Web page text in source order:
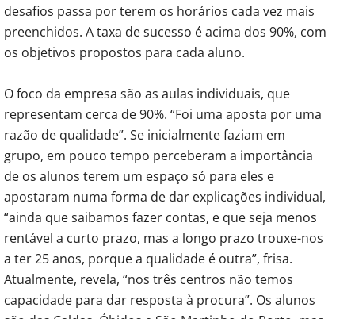
desafios passa por terem os horários cada vez mais
preenchidos. A taxa de sucesso é acima dos 90%, com
os objetivos propostos para cada aluno.
O foco da empresa são as aulas individuais, que
representam cerca de 90%. “Foi uma aposta por uma
razão de qualidade”. Se inicialmente faziam em
grupo, em pouco tempo perceberam a importância
de os alunos terem um espaço só para eles e
apostaram numa forma de dar explicações individual,
“ainda que saibamos fazer contas, e que seja menos
rentável a curto prazo, mas a longo prazo trouxe-nos
a ter 25 anos, porque a qualidade é outra”, frisa.
Atualmente, revela, “nos três centros não temos
capacidade para dar resposta à procura”. Os alunos